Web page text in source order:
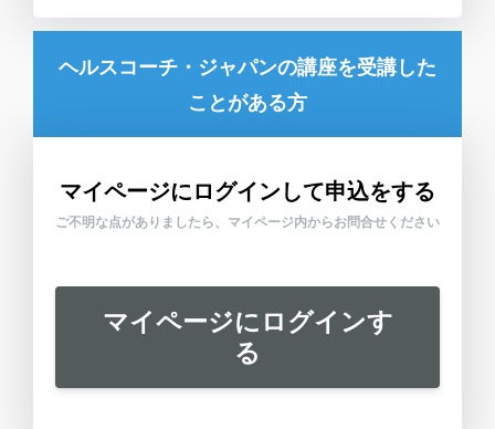
ヘルスコーチ・ジャパンの講座を受講した
ことがある方
マイページにログインして申込をする
ご不明な点がありましたら、マイページ内からお問合せください
マイページにログインす
る